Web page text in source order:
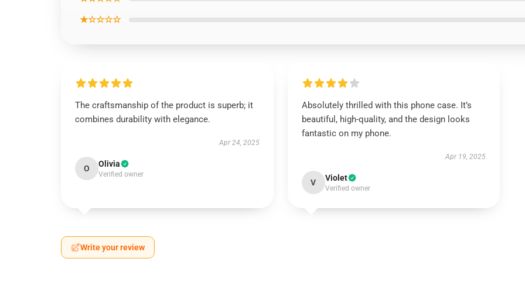
★☆☆☆☆
The craftsmanship of the product is superb; it
combines durability with elegance.
Apr 24, 2025
O Olivia
Verified owner
Absolutely thrilled with this phone case. It’s
beautiful, high-quality, and the design looks
fantastic on my phone.
Apr 19, 2025
V Violet
Verified owner
Write your review